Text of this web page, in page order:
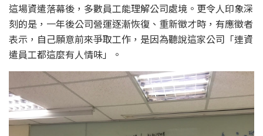
這場資遣落幕後，多數員工能理解公司處境。更令人印象深
刻的是，一年後公司營運逐漸恢復、重新徵才時，有應徵者
表示，自己願意前來爭取工作，是因為聽說這家公司「連資
遣員工都這麼有人情味」。